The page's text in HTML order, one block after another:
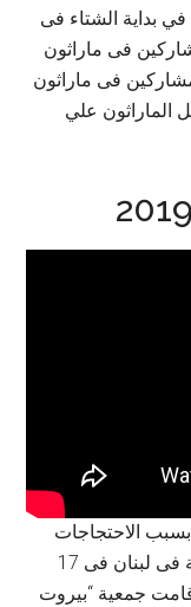
بداية الشتاء فى
فى ماراثون
فى ماراثون
و حصل الماراثون علي
بسبب الاحتجاجات
الشعبية. بعد ان ابتدت الاحتجاجات الشعبية فى لبنان فى 17
قامت جمعية “بيروت